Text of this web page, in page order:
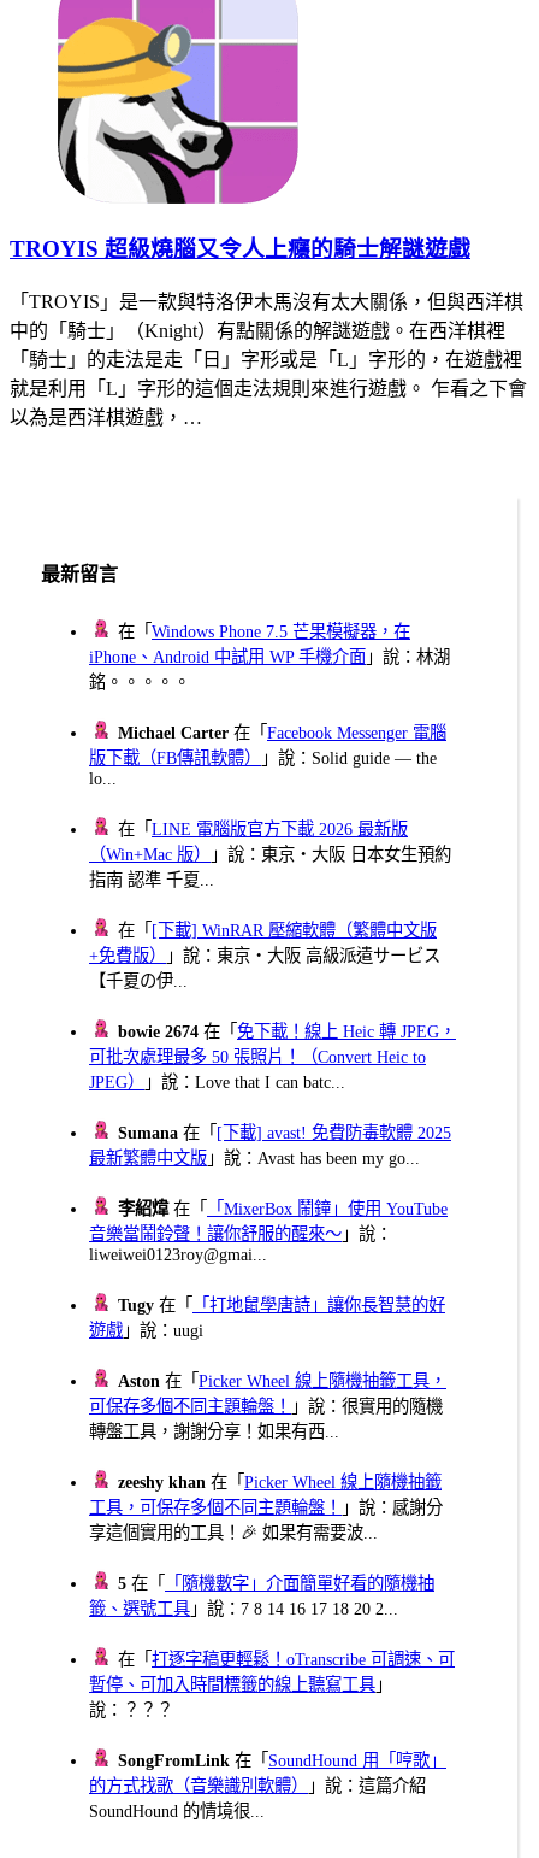
TROYIS 超級燒腦又令人上癮的騎士解謎遊戲
「TROYIS」是一款與特洛伊木馬沒有太大關係，但與西洋棋
中的「騎士」（Knight）有點關係的解謎遊戲。在西洋棋裡
「騎士」的走法是走「日」字形或是「L」字形的，在遊戲裡
就是利用「L」字形的這個走法規則來進行遊戲。 乍看之下會
以為是西洋棋遊戲，…
最新留言
在「Windows Phone 7.5 芒果模擬器，在
iPhone、Android 中試用 WP 手機介面 」說：林湖
銘。。。。。
Michael Carter 在「Facebook Messenger 電腦
版下載（FB傳訊軟體）
」說：Solid guide — the
lo...
在「LINE 電腦版官方下載 2026 最新版
（Win+Mac 版）
」說：東京・大阪 日本女生預約
指南 認準 千夏...
在「 [下載] WinRAR 壓縮軟體（繁體中文版
+免費版）
」說：東京・大阪 高級派遣サービス
【千夏の伊...
bowie 2674 在「免下載！線上 Heic 轉 JPEG，
可批次處理最多 50 張照片！（Convert Heic to
JPEG）
」說：Love that I can batc...
Sumana 在「 [下載] avast! 免費防毒軟體 2025
最新繁體中文版 」說：Avast has been my go...
李紹煒在「
「MixerBox 鬧鐘」使用 YouTube
音樂當鬧鈴聲！讓你舒服的醒來～ 」說：
liweiwei0123roy@gmai...
Tugy 在「
「打地鼠學唐詩」讓你長智慧的好
遊戲 」說：uugi
Aston 在「Picker Wheel 線上隨機抽籤工具，
可保存多個不同主題輪盤！
」說：很實用的隨機
轉盤工具，謝謝分享！如果有西...
zeeshy khan 在「Picker Wheel 線上隨機抽籤
工具，可保存多個不同主題輪盤！
」說：感謝分
享這個實用的工具！🎉 如果有需要波...
5 在「
「隨機數字」介面簡單好看的隨機抽
籤、選號工具 」說：7 8 14 16 17 18 20 2...
在「打逐字稿更輕鬆！oTranscribe 可調速、可
暫停、可加入時間標籤的線上聽寫工具 」
說：？？？
SongFromLink 在「 SoundHound 用「哼歌」
的方式找歌（音樂識別軟體）
」說：這篇介紹
SoundHound 的情境很...